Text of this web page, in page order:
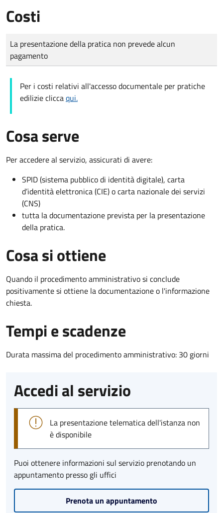
Costi
Tipo di pagamento
Importo
La presentazione della pratica non prevede alcun
pagamento
Per i costi relativi all'accesso documentale per pratiche
edilizie cliccaqui.
Cosa serve
Per accedere al servizio, assicurati di avere:
SPID (sistema pubblico di identità digitale), carta
d’identità elettronica (CIE) o carta nazionale dei servizi
(CNS)
tutta la documentazione prevista per la presentazione
della pratica.
Cosa si ottiene
Quando il procedimento amministrativo si conclude
positivamente si ottiene la documentazione o l'informazione
chiesta.
Tempi e scadenze
Durata massima del procedimento amministrativo: 30 giorni
Accedi al servizio
La presentazione telematica dell'istanza non
è disponibile
Puoi ottenere informazioni sul servizio prenotando un
appuntamento presso gli uffici
Prenota un appuntamento